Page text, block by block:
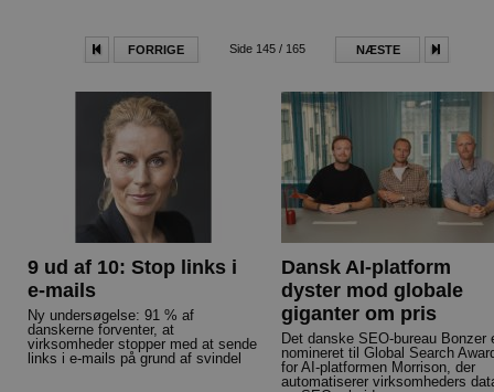
FORRIGE Side 145 / 165 NÆSTE
9 ud af 10: Stop links i
e-mails
Ny undersøgelse: 91 % af
danskerne forventer, at
virksomheder stopper med at sende
links i e-mails på grund af svindel
Dansk AI-platform
dyster mod globale
giganter om pris
Det danske SEO-bureau Bonzer
nomineret til Global Search
for AI-platformen Morrison, der
automatiserer virksomheders